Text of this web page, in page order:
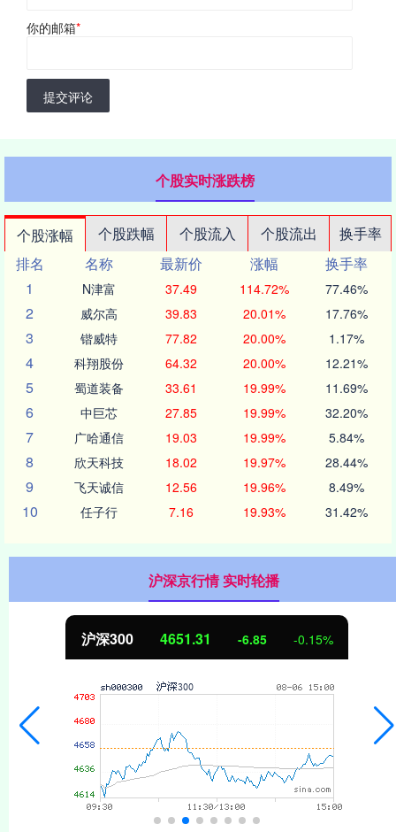
你的邮箱*
提交评论
个股实时涨跌榜
个股涨幅 个股跌幅 个股流入 个股流出
换手率
排名
名称 最新价 涨幅
换手率
1
N津富 37.49 114.72% 77.46%
2 威尔高 39.83 20.01% 17.76%
3 锴威特 77.82 20.00% 1.17%
4 科翔股份 64.32 20.00% 12.21%
5 蜀道装备 33.61 19.99% 11.69%
6 中巨芯 27.85 19.99% 32.20%
7 广哈通信 19.03 19.99% 5.84%
8 欣天科技 18.02 19.97% 28.44%
9 飞天诚信 12.56 19.96% 8.49%
10 任子行 7.16 19.93% 31.42%
沪深京行情 实时轮播
沪深300 4651.31 -6.85 -0.15%